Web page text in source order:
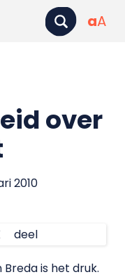
aA
over
2010
deel
is het druk.